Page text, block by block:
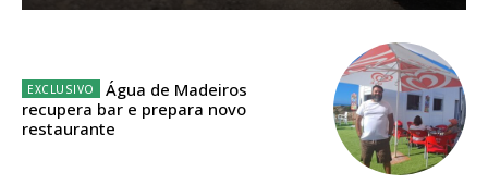
Planos de Assinatura
Faça-se assinante do Região de Cister e ajude-nos a manter este serviço
Sendo assinante terá acesso a todos os conteúdos exclusivos e versões
Água de Madeiros
recupera bar e prepara novo
restaurante